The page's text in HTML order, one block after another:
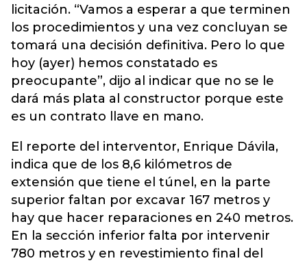
licitación. “Vamos a esperar a que terminen
los procedimientos y una vez concluyan se
tomará una decisión definitiva. Pero lo que
hoy (ayer) hemos constatado es
preocupante”, dijo al indicar que no se le
dará más plata al constructor porque este
es un contrato llave en mano.
El reporte del interventor, Enrique Dávila,
indica que de los 8,6 kilómetros de
extensión que tiene el túnel, en la parte
superior faltan por excavar 167 metros y
hay que hacer reparaciones en 240 metros.
En la sección inferior falta por intervenir
780 metros y en revestimiento final del